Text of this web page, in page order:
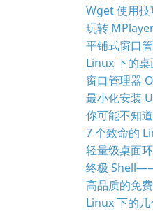
Wget 使用技
玩转
平铺式窗口
Linux 下的
窗口管理器
最小化安装
你可能不知
7 个致命的
轻量级桌面
终极
高品质的免
Linux 下的